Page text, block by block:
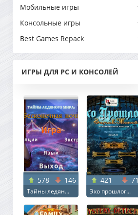
Мобильные игры
Консольные игры
Best Games Repack
ИГРЫ ДЛЯ PC И КОНСОЛЕЙ
578 146
Тайны ледян...
421 71
Эхо прошлог...